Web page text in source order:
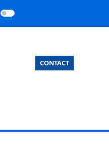
CONTACT